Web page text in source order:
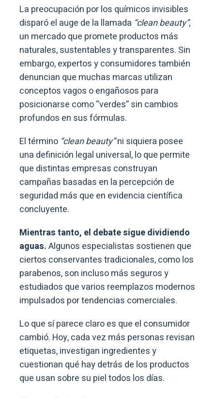
La preocupación por los químicos invisibles
disparó el auge de la llamada “clean beauty”,
un mercado que promete productos más
naturales, sustentables y transparentes. Sin
embargo, expertos y consumidores también
denuncian que muchas marcas utilizan
conceptos vagos o engañosos para
posicionarse como “verdes” sin cambios
profundos en sus fórmulas.
El término “clean beauty”ni siquiera posee
una definición legal universal, lo que permite
que distintas empresas construyan
campañas basadas en la percepción de
seguridad más que en evidencia científica
concluyente.
Mientras tanto, el debate sigue dividiendo
aguas.Algunos especialistas sostienen que
ciertos conservantes tradicionales, como los
parabenos, son incluso más seguros y
estudiados que varios reemplazos modernos
impulsados por tendencias comerciales.
Lo que sí parece claro es que el consumidor
cambió. Hoy, cada vez más personas revisan
etiquetas, investigan ingredientes y
cuestionan qué hay detrás de los productos
que usan sobre su piel todos los días.